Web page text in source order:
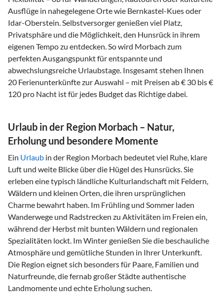
Ausflüge in nahegelegene Orte wie Bernkastel-Kues oder
Idar-Oberstein. Selbstversorger genießen viel Platz,
Privatsphäre und die Möglichkeit, den Hunsrück in ihrem
eigenen Tempo zu entdecken. So wird Morbach zum
perfekten Ausgangspunkt für entspannte und
abwechslungsreiche Urlaubstage. Insgesamt stehen Ihnen
20 Ferienunterkünfte zur Auswahl – mit Preisen ab € 30 bis €
120 pro Nacht ist für jedes Budget das Richtige dabei.
Urlaub in der Region Morbach – Natur,
Erholung und besondere Momente
Ein Urlaub in der Region Morbach bedeutet viel Ruhe, klare
Luft und weite Blicke über die Hügel des Hunsrücks. Sie
erleben eine typisch ländliche Kulturlandschaft mit Feldern,
Wäldern und kleinen Orten, die ihren ursprünglichen
Charme bewahrt haben. Im Frühling und Sommer laden
Wanderwege und Radstrecken zu Aktivitäten im Freien ein,
während der Herbst mit bunten Wäldern und regionalen
Spezialitäten lockt. Im Winter genießen Sie die beschauliche
Atmosphäre und gemütliche Stunden in Ihrer Unterkunft.
Die Region eignet sich besonders für Paare, Familien und
Naturfreunde, die fernab großer Städte authentische
Landmomente und echte Erholung suchen.